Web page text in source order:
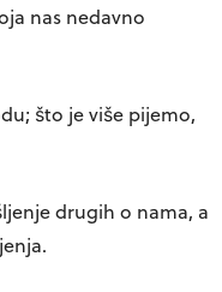
nas nedavno
što je više pijemo,
drugih o nama, a